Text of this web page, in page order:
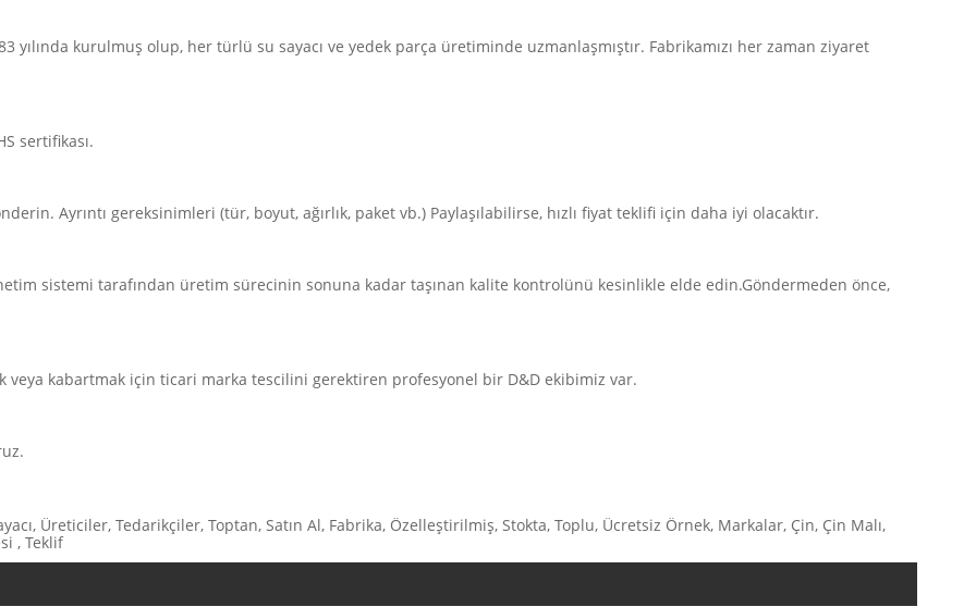
yılında kurulmuş olup, her türlü su sayacı ve yedek parça üretiminde uzmanlaşmıştır. Fabrikamızı her zaman ziyaret
sertifikası.
Ayrıntı gereksinimleri (tür, boyut, ağırlık, paket vb.) Paylaşılabilirse, hızlı fiyat teklifi için daha iyi olacaktır.
sistemi tarafından üretim sürecinin sonuna kadar taşınan kalite kontrolünü kesinlikle elde edin.Göndermeden önce,
veya kabartmak için ticari marka tescilini gerektiren profesyonel bir D&D ekibimiz var.
Üreticiler, Tedarikçiler, Toptan, Satın Al, Fabrika, Özelleştirilmiş, Stokta, Toplu, Ücretsiz Örnek, Markalar, Çin, Çin Malı,
, Teklif